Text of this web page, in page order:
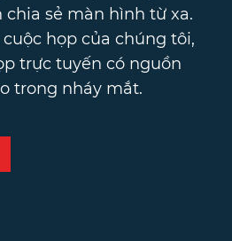
sẻ màn hình từ xa.
họp của chúng tôi,
trực tuyến có nguồn
trong nháy mắt.